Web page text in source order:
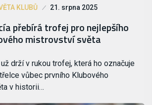
KLUBŮ 21. srpna 2025
přebírá trofej pro nejlepšího
mistrovství světa
drží v rukou trofej, která ho označuje
vůbec prvního Klubového
v historii…